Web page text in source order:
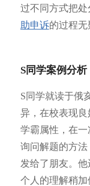
过不同方式把
助申诉的过程无
S同学案例分析
S同学就读于俄
异，在校表现
学霸属性，在
询问解题的方
发给了朋友。
个人的理解稍